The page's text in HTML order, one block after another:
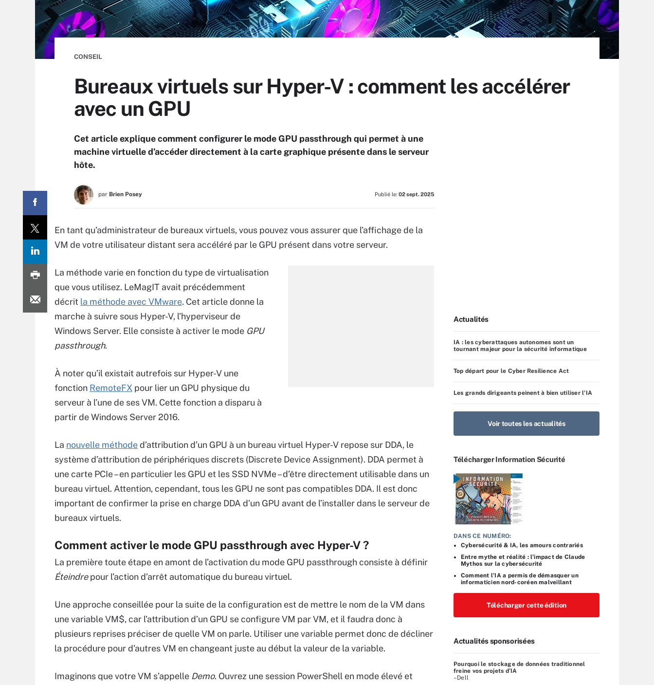
CONSEIL
Bureaux virtuels sur Hyper-V : comment les accélérer
avec un GPU
Cet article explique comment configurer le mode GPU passthrough qui permet à une
machine virtuelle d’accéder directement à la carte graphique présente dans le serveur
hôte.
par Brien Posey Publié le: 02 sept. 2025
En tant qu’administrateur de bureaux virtuels, vous pouvez vous assurer que l’affichage de la
VM de votre utilisateur distant sera accéléré par le GPU présent dans votre serveur.
La méthode varie en fonction du type de virtualisation
que vous utilisez. LeMagIT avait précédemment
décrit la méthode avec VMware. Cet article donne la
marche à suivre sous Hyper-V, l’hyperviseur de
Windows Server. Elle consiste à activer le mode GPU
passthrough.
À noter qu’il existait autrefois sur Hyper-V une
fonction RemoteFX pour lier un GPU physique du
serveur à l’une de ses VM. Cette fonction a disparu à
partir de Windows Server 2016.
La nouvelle méthoded’attribution d’un GPU à un bureau virtuel Hyper-V repose sur DDA, le
système d’attribution de périphériques discrets (Discrete Device Assignment). DDA permet à
une carte PCIe – en particulier les GPU et les SSD NVMe – d’être directement utilisable dans un
bureau virtuel. Attention, cependant, tous les GPU ne sont pas compatibles DDA. Il est donc
important de confirmer la prise en charge DDA d’un GPU avant de l’installer dans le serveur de
bureaux virtuels.
Comment activer le mode GPU passthrough avec Hyper-V ?
La première toute étape en amont de l’activation du mode GPU passthrough consiste à définir
Éteindrepour l’action d’arrêt automatique du bureau virtuel.
Une approche conseillée pour la suite de la configuration est de mettre le nom de la VM dans
une variable VM$, car l’attribution d’un GPU se configure VM par VM, et il faudra donc à
plusieurs reprises préciser de quelle VM on parle. Utiliser une variable permet donc de décliner
la procédure pour d’autres VM en changeant juste au début la valeur de la variable.
Imaginons que votre VM s’appelle Demo. Ouvrez une session PowerShell en mode élevé et
Actualités
IA : les cyberattaques autonomes sont un
tournant majeur pour la sécurité informatique
Top départ pour le Cyber Resilience Act
Les grands dirigeants peinent à bien utiliser l’IA
Voir toutes les actualités
Télécharger Information Sécurité
DANS CE NUMÉRO:
Cybersécurité & IA, les amours contrariés
Entre mythe et réalité : l’impact de Claude
Mythos sur la cybersécurité
Comment l’IA a permis de démasquer un
informaticien nord-coréen malveillant
Télécharger cette édition
Actualités sponsorisées
Pourquoi le stockage de données traditionnel
freine vos projets d’IA
–Dell